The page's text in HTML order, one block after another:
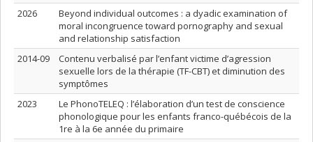
2026
Beyond individual outcomes : a dyadic examination of
moral incongruence toward pornography and sexual
and relationship satisfaction
2014-09
Contenu verbalisé par l’enfant victime d’agression
sexuelle lors de la thérapie (TF-CBT) et diminution des
symptômes
2023
Le PhonoTELEQ : l’élaboration d’un test de conscience
phonologique pour les enfants franco-québécois de la
1re à la 6e année du primaire